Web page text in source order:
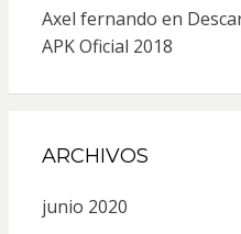
Axel fernando en
APK Oficial 2018
ARCHIVOS
junio 2020